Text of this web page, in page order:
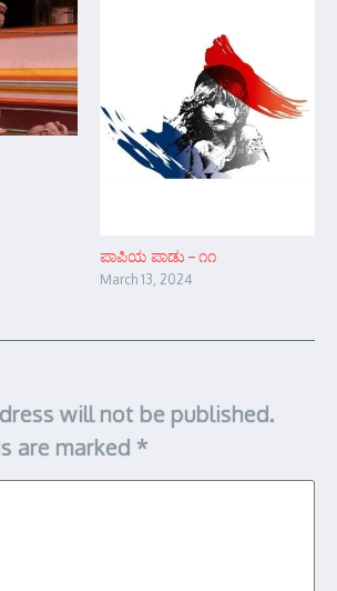
ಪಾಪಿಯ ಪಾಡು – ೧೧
March 13, 2024
will not be published.
are marked *